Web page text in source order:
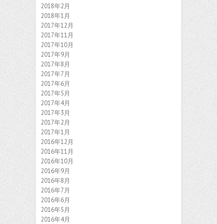
2018年2月
2018年1月
2017年12月
2017年11月
2017年10月
2017年9月
2017年8月
2017年7月
2017年6月
2017年5月
2017年4月
2017年3月
2017年2月
2017年1月
2016年12月
2016年11月
2016年10月
2016年9月
2016年8月
2016年7月
2016年6月
2016年5月
2016年4月